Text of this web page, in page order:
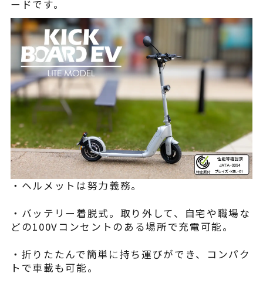
ードです。
・ヘルメットは努力義務。
・バッテリー着脱式。取り外して、自宅や職場な
どの100Vコンセントのある場所で充電可能。
・折りたたんで簡単に持ち運びができ、コンパク
トで車載も可能。